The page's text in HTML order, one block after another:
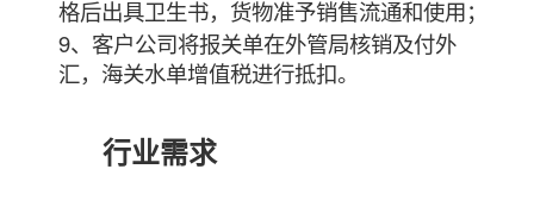
格后出具卫生书，货物准予销售流通和使用；
9、客户公司将报关单在外管局核销及付外
汇，海关水单增值税进行抵扣。
行业需求